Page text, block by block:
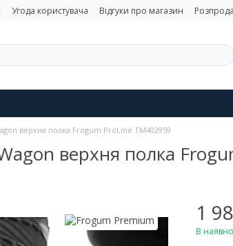
Угода користувача Відгуки про магазин
верхня полка Frogum ProLine TM402959
верхня полка
1
В